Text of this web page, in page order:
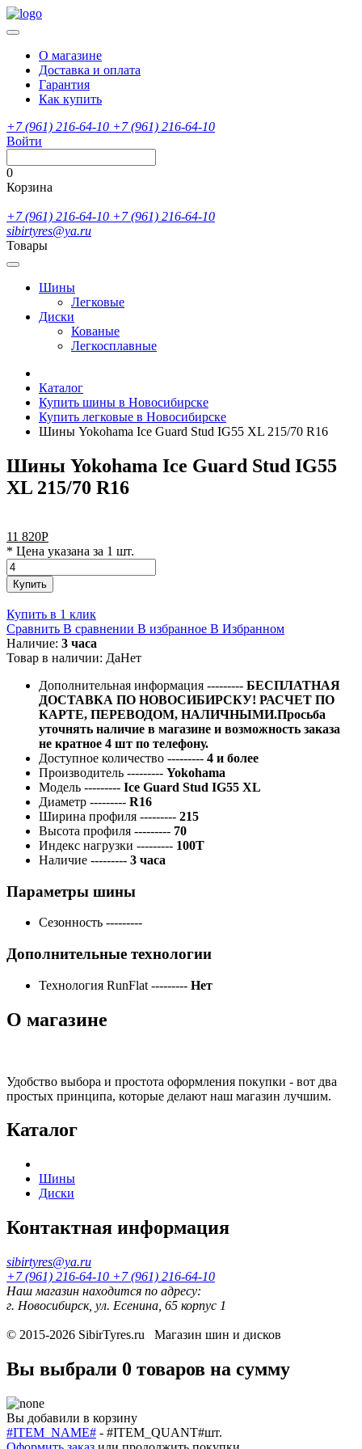
О магазине
Доставка и оплата
Гарантия
Как купить
+7 (961) 216-64-10 +7 (961) 216-64-10
Войти
0
Корзина
+7 (961) 216-64-10 +7 (961) 216-64-10
sibirtyres@ya.ru
Товары
Шины
Легковые
Диски
Кованые
Легкосплавные
Каталог
Купить шины в Новосибирске
Купить легковые в Новосибирске
Шины Yokohama Ice Guard Stud IG55 XL 215/70 R16
Шины Yokohama Ice Guard Stud IG55
XL 215/70 R16
11 820Р
* Цена указана за 1 шт.
Купить
Купить в 1 клик
Сравнить В сравнении В избранное В Избранном
Наличие: 3 часа
Товар в наличии: ДаНет
Дополнительная информация --------- БЕСПЛАТНАЯ
ДОСТАВКА ПО НОВОСИБИРСКУ! РАСЧЕТ ПО
КАРТЕ, ПЕРЕВОДОМ, НАЛИЧНЫМИ.Просьба
уточнять наличие в магазине и возможность заказа
не кратное 4 шт по телефону.
Доступное количество --------- 4 и более
Производитель --------- Yokohama
Модель --------- Ice Guard Stud IG55 XL
Диаметр --------- R16
Ширина профиля --------- 215
Высота профиля --------- 70
Индекс нагрузки --------- 100T
Наличие --------- 3 часа
Параметры шины
Сезонность ---------
Дополнительные технологии
Технология RunFlat --------- Нет
О магазине
Удобство выбора и простота оформления покупки - вот два
простых принципа, которые делают наш магазин лучшим.
Каталог
Шины
Диски
Контактная информация
sibirtyres@ya.ru
+7 (961) 216-64-10 +7 (961) 216-64-10
Наш магазин находится по адресу:
г. Новосибирск, ул. Есенина, 65 корпус 1
© 2015-2026 SibirTyres.ru Магазин шин и дисков
Вы выбрали 0 товаров на сумму
Вы добавили в корзину
#ITEM_NAME# - #ITEM_QUANT#шт.